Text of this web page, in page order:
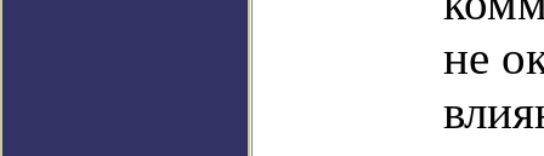
не